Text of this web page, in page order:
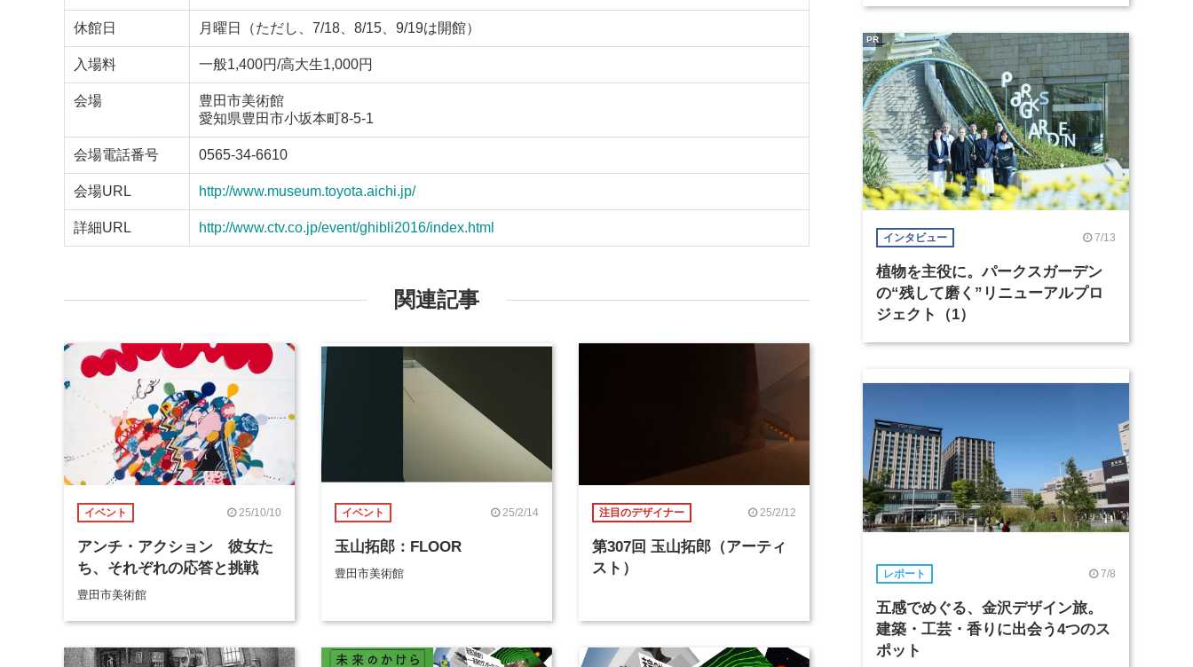
休館日 月曜日（ただし、7/18、8/15、9/19は開館）
入場料 一般1,400円/高大生1,000円
会場
豊田市美術館
愛知県豊田市小坂本町8-5-1
会場電話番号 0565-34-6610
会場URL http://www.museum.toyota.aichi.jp/
詳細URL http://www.ctv.co.jp/event/ghibli2016/index.html
関連記事
イベント 25/10/10
アンチ・アクション 彼女た
ち、それぞれの応答と挑戦
豊田市美術館
イベント 25/2/14
玉山拓郎：FLOOR
豊田市美術館
注目のデザイナー 25/2/12
第307回 玉山拓郎（アーティ
スト）
インタビュー 7/13
植物を主役に。パークスガーデン
の“残して磨く”リニューアルプロ
ジェクト（1）
PR
レポート 7/8
五感でめぐる、金沢デザイン旅。
建築・工芸・香りに出会う4つのス
ポット